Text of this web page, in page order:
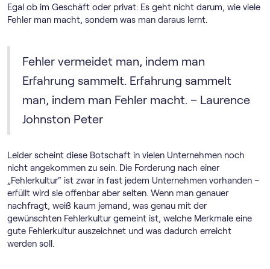
Egal ob im Geschäft oder privat: Es geht nicht darum, wie viele
Fehler man macht, sondern was man daraus lernt.
Fehler vermeidet man, indem man
Erfahrung sammelt. Erfahrung sammelt
man, indem man Fehler macht. – Laurence
Johnston Peter
Leider scheint diese Botschaft in vielen Unternehmen noch
nicht angekommen zu sein. Die Forderung nach einer
„Fehlerkultur“ ist zwar in fast jedem Unternehmen vorhanden –
erfüllt wird sie offenbar aber selten. Wenn man genauer
nachfragt, weiß kaum jemand, was genau mit der
gewünschten Fehlerkultur gemeint ist, welche Merkmale eine
gute Fehlerkultur auszeichnet und was dadurch erreicht
werden soll.